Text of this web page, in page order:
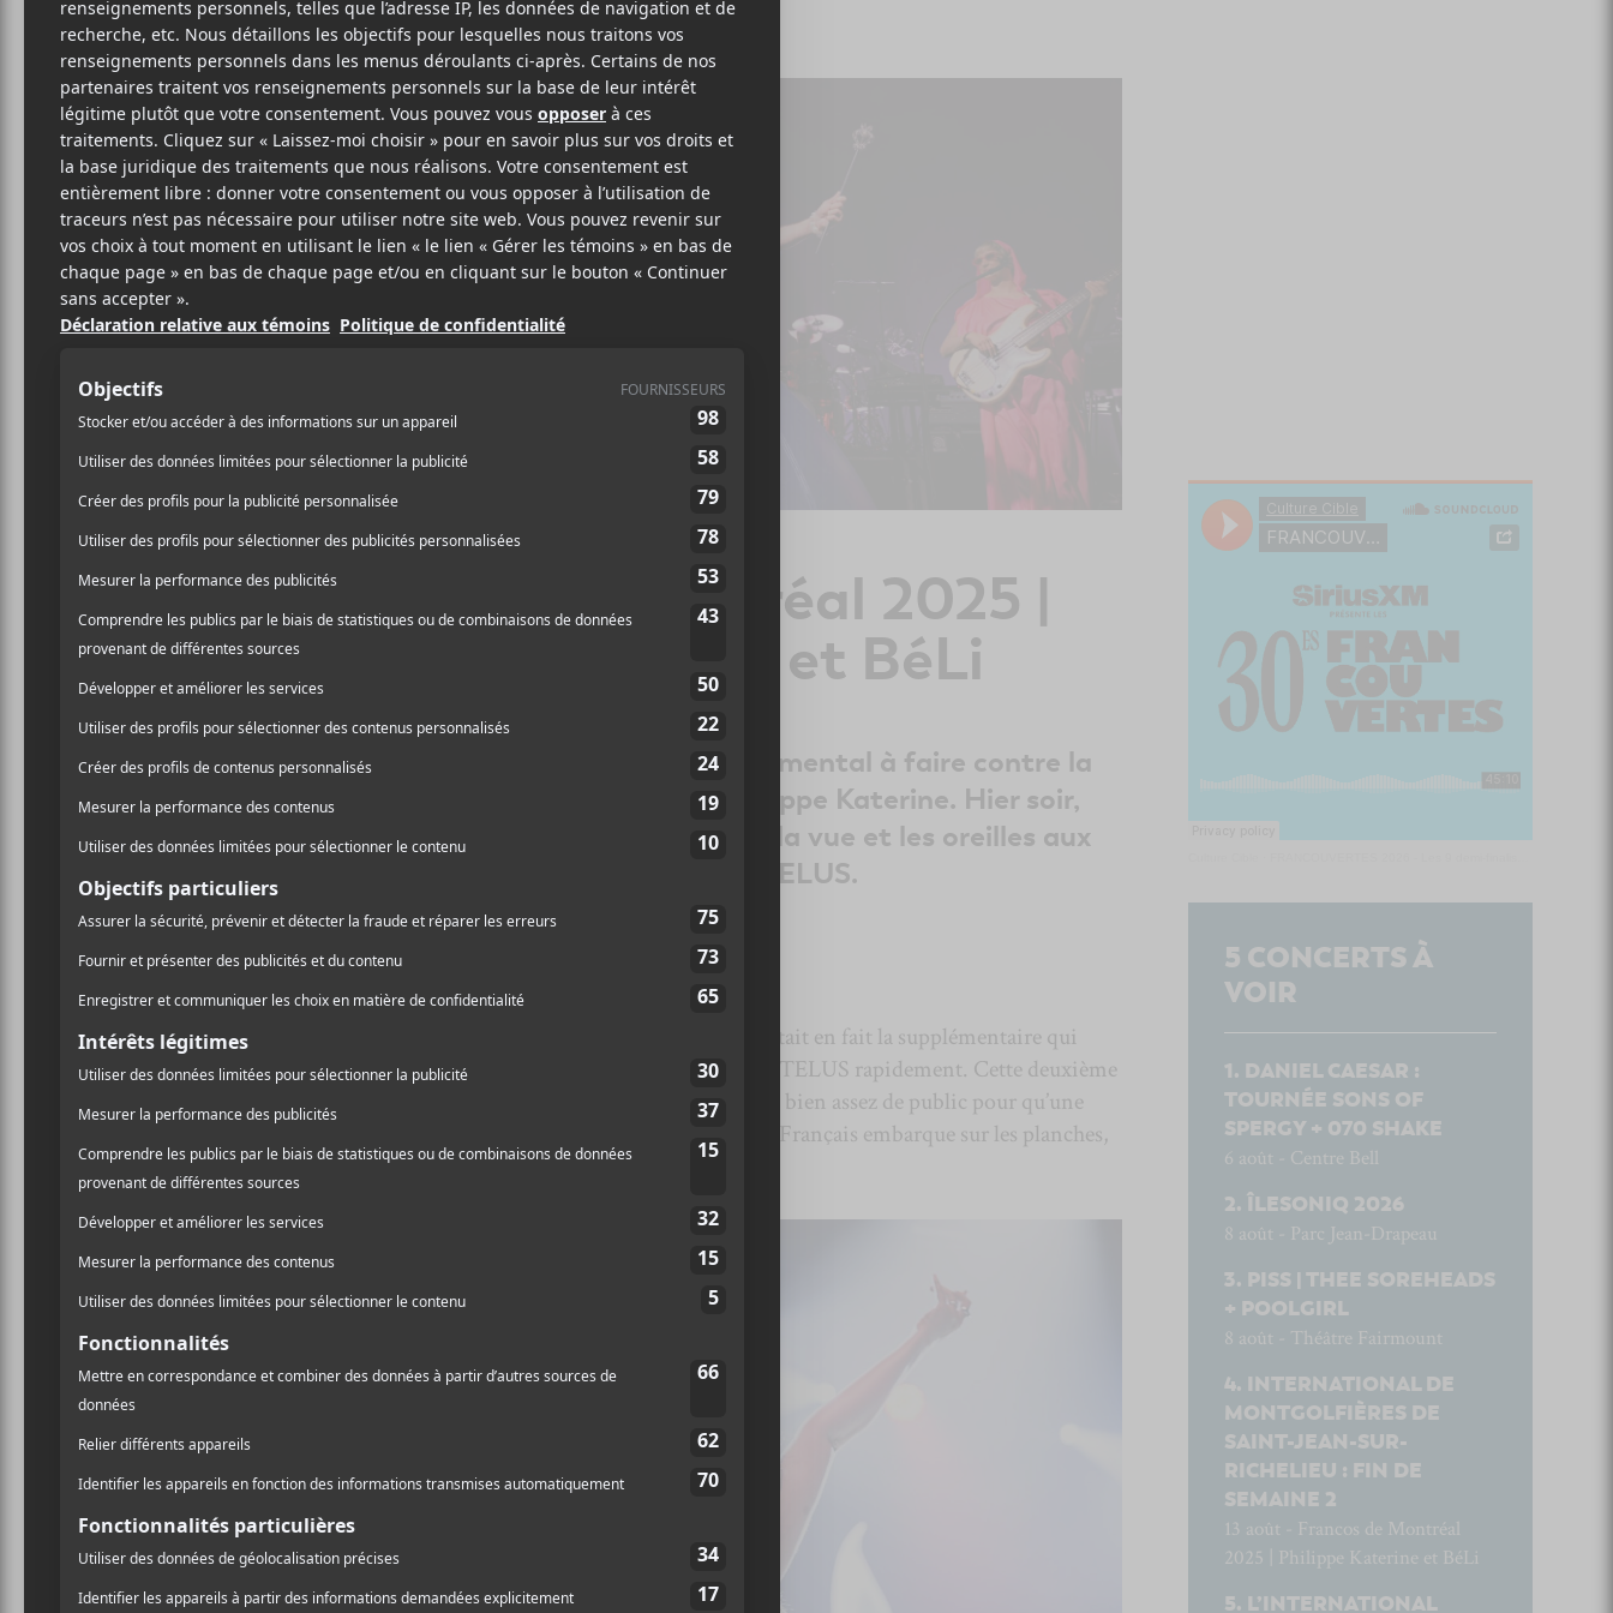
18 JUIN 2025
PARLOUIS-PHILIPPE
LABRÈCHE
/ ÉLECTRONIQUE
/ FRANCOPHONE
/ ROCK
PARTAGER
F
A
B
O
O
K
T
W
T
R
P
A
E
R
Francos de Montréal 2025 |
Philippe Katerine et BéLi
Il y a sûrement un traitement expérimental à faire contre la
dépression avec les concerts de Philippe Katerine. Hier soir,
l’excentrique français en a mis plein la vue et les oreilles aux
festivaliers qui étaient réunis au MTELUS.
à Montréal était en fait la supplémentaire qui
avait été ajoutée après qu’il ait vendu son premier MTELUS rapidement. Cette deuxième
soirée n’était pas entièrement vendue, mais il y avait bien assez de public pour qu’une
bonne ambiance s’installe rapidement. Avant que le Français embarque sur les planches,
la mission était donnée àBéLid’ouvrir la soirée.
5 CONCERTS À
VOIR
DANIEL CAESAR :
TOURNÉE SONS OF
SPERGY + 070 SHAKE
6 août - Centre Bell
ÎLESONIQ 2026
8 août - Parc Jean-Drapeau
PISS | THEE SOREHEADS
+ POOLGIRL
8 août - Théâtre Fairmount
INTERNATIONAL DE
MONTGOLFIÈRES DE
SAINT-JEAN-SUR-
RICHELIEU : FIN DE
SEMAINE 2
13 août - Francos de Montréal
2025 | Philippe Katerine et BéLi
L’INTERNATIONAL